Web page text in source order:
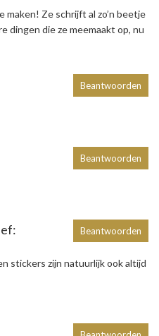
maken! Ze schrijft al zo’n beetje
dingen die ze meemaakt op, nu
Beantwoorden
Beantwoorden
stickers zijn natuurlijk ook altijd
Beantwoorden